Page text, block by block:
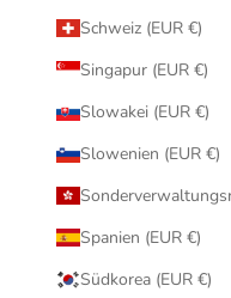
Schweiz (EUR €)
Singapur (EUR €)
Slowakei (EUR €)
Slowenien (EUR €)
Spanien (EUR €)
Südkorea (EUR €)